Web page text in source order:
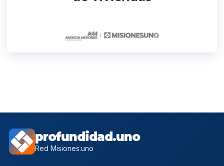
profundidad.uno
Red Misiones.uno